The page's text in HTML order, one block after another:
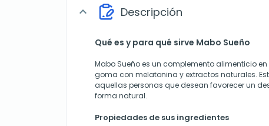
expand_more Descripción
Qué es y para qué sirve Mabo Sueño
Mabo Sueño es un complemento alimenticio
goma con melatonina y extractos naturales.
aquellas personas que desean favorecer un
forma natural.
Propiedades de sus ingredientes